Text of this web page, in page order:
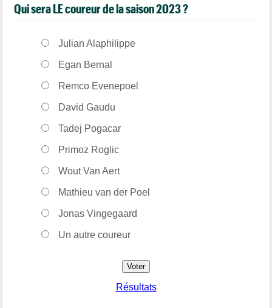
Qui sera LE coureur de la saison 2023 ?
Julian Alaphilippe
Egan Bernal
Remco Evenepoel
David Gaudu
Tadej Pogacar
Primoz Roglic
Wout Van Aert
Mathieu van der Poel
Jonas Vingegaard
Un autre coureur
Résultats